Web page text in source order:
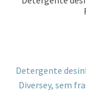
Detergente
Diversey, sem